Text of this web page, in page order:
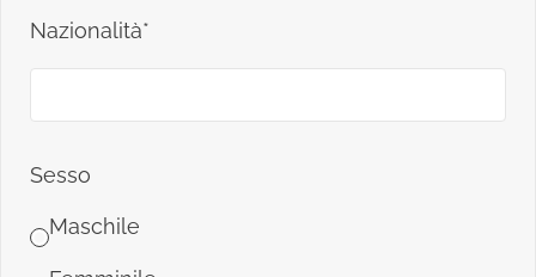
Nazionalità*
Sesso
Maschile